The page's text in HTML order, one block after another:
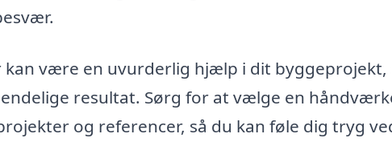
være en uvurderlig hjælp i dit byggeprojekt,
resultat. Sørg for at vælge en
og referencer, så du kan føle dig tryg